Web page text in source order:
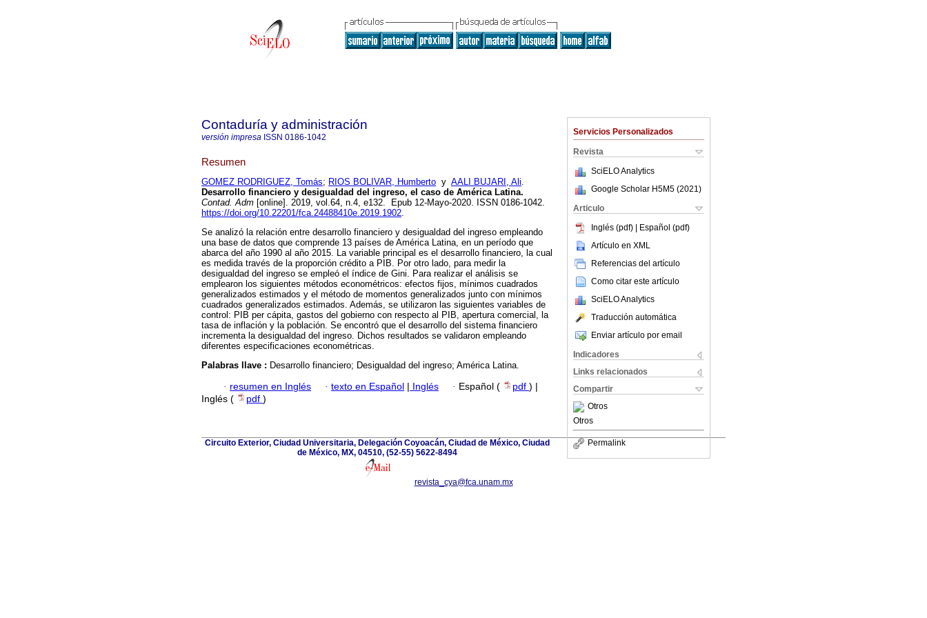
Servicios Personalizados
Revista
SciELO Analytics
Google Scholar H5M5 (2021 )
Articulo
Inglés (pdf) | Español (pdf)
Artículo en XML
Referencias del artículo
Como citar este artículo
SciELO Analytics
Traducción automática
Enviar artículo por email
Indicadores
Links relacionados
Compartir
Otros
Otros
Permalink
Contaduría y administración
versión impresa ISSN 0186-1042
Resumen
GOMEZ RODRIGUEZ, Tomás; RIOS BOLIVAR, Humberto y AALI BUJARI, Ali.
Desarrollo financiero y desigualdad del ingreso, el caso de América Latina.
Contad. Adm [online]. 2019, vol.64, n.4, e132. Epub 12-Mayo-2020. ISSN 0186-1042.
https://doi.org/10.22201/fca.24488410e.2019.1902.
Se analizó la relación entre desarrollo financiero y desigualdad del ingreso empleando
una base de datos que comprende 13 países de América Latina, en un período que
abarca del año 1990 al año 2015. La variable principal es el desarrollo financiero, la cual
es medida través de la proporción crédito a PIB. Por otro lado, para medir la
desigualdad del ingreso se empleó el índice de Gini. Para realizar el análisis se
emplearon los siguientes métodos econométricos: efectos fijos, mínimos cuadrados
generalizados estimados y el método de momentos generalizados junto con mínimos
cuadrados generalizados estimados. Además, se utilizaron las siguientes variables de
control: PIB per cápita, gastos del gobierno con respecto al PIB, apertura comercial, la
tasa de inflación y la población. Se encontró que el desarrollo del sistema financiero
incrementa la desigualdad del ingreso. Dichos resultados se validaron empleando
diferentes especificaciones econométricas.
Palabras llave : Desarrollo financiero; Desigualdad del ingreso; América Latina.
· resumen en Inglés · texto en Español | Inglés · Español ( pdf ) |
Inglés (
pdf )
Circuito Exterior, Ciudad Universitaria, Delegación Coyoacán, Ciudad de México, Ciudad
de México, MX, 04510, (52-55) 5622-8494
revista_cya@fca.unam.mx